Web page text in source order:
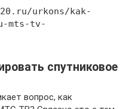
urkons/kak-
mts-tv-
спутниковое
вопрос, как